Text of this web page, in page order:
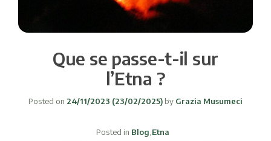
Que se passe-t-il sur
l’Etna ?
Posted on 24/11/2023 (23/02/2025) by Grazia Musumeci
Posted in Blog Etna